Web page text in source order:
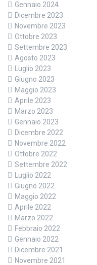
Gennaio 2024
Dicembre 2023
Novembre 2023
Ottobre 2023
Settembre 2023
Agosto 2023
Luglio 2023
Giugno 2023
Maggio 2023
Aprile 2023
Marzo 2023
Gennaio 2023
Dicembre 2022
Novembre 2022
Ottobre 2022
Settembre 2022
Luglio 2022
Giugno 2022
Maggio 2022
Aprile 2022
Marzo 2022
Febbraio 2022
Gennaio 2022
Dicembre 2021
Novembre 2021